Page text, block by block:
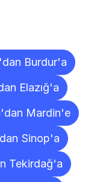
Burdur'a
Elazığ'a
Mardin'e
Sinop'a
Tekirdağ'a